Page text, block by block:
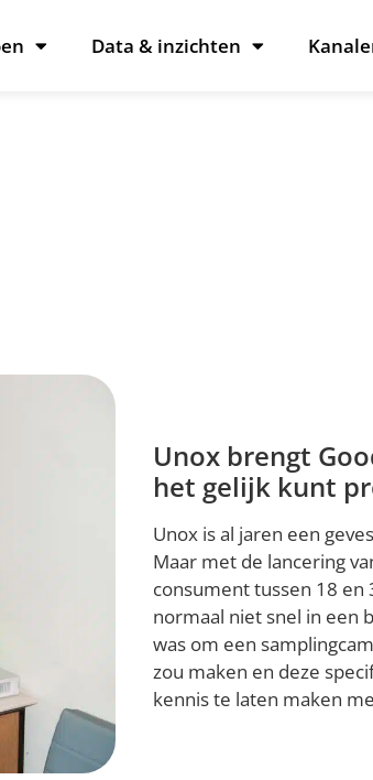
Data & inzichten
Unox brengt
het gelijk kunt
Unox is al jaren een
Maar met de lancering
consument tussen 18 en
normaal niet snel in een
was om een
zou maken en deze
kennis te laten maken